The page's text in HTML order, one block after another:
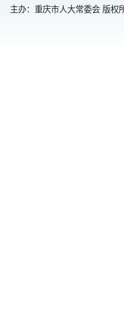
主办：重庆市人大常委会 版